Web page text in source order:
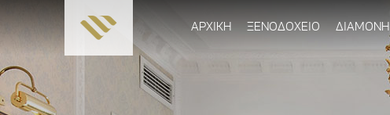
ΑΡΧΙΚΗ ΞΕΝΟΔΟΧΕΙΟ ΔΙΑΜΟΝΗ